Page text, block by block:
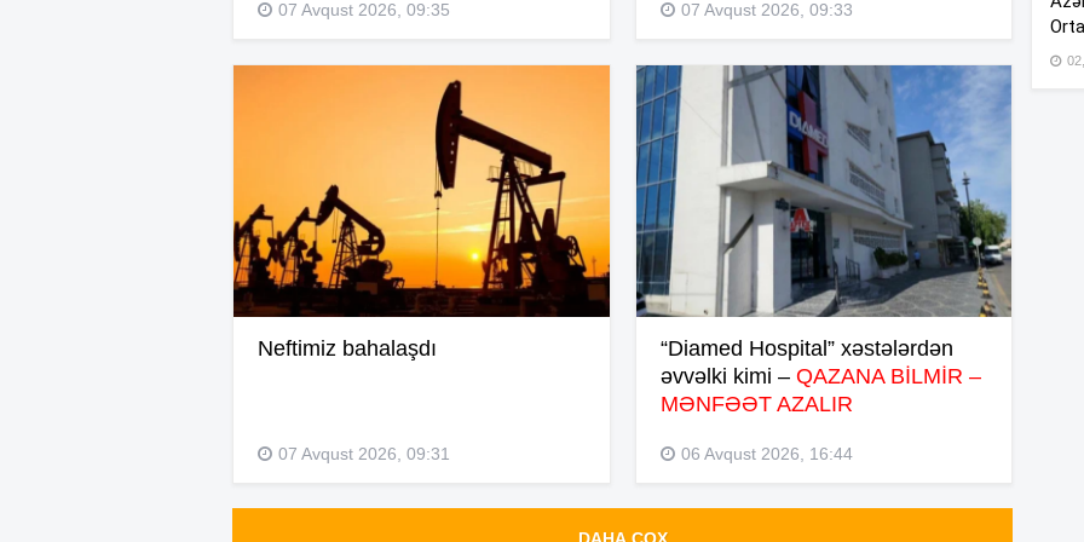
07 Avqust 2026, 09:35 07 Avqust 2026, 09:33
Neftimiz bahalaşdı
07 Avqust 2026, 09:31
“Diamed Hospital” xəstələrdən
əvvəlki kimi – QAZANA BİLMİR –
MƏNFƏƏT AZALIR
06 Avqust 2026, 16:44